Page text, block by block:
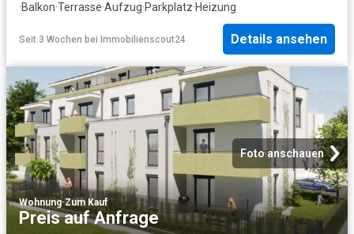
·Balkon·Terrasse·Aufzug·Parkplatz·Heizung
Seit 3 Wochen bei Immobilienscout24 Details ansehen
Foto anschauen
Wohnung·Zum Kauf
Preis auf Anfrage